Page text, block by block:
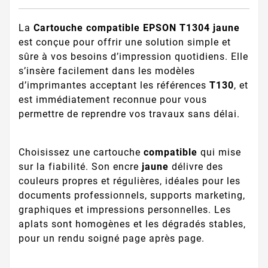
La Cartouche compatible EPSON T1304 jaune
est conçue pour offrir une solution simple et
sûre à vos besoins d’impression quotidiens. Elle
s’insère facilement dans les modèles
d’imprimantes acceptant les références T130, et
est immédiatement reconnue pour vous
permettre de reprendre vos travaux sans délai.
Choisissez une cartouche compatible qui mise
sur la fiabilité. Son encre jaune délivre des
couleurs propres et régulières, idéales pour les
documents professionnels, supports marketing,
graphiques et impressions personnelles. Les
aplats sont homogènes et les dégradés stables,
pour un rendu soigné page après page.